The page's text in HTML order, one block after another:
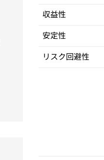
収益性
安定性
リスク回避性